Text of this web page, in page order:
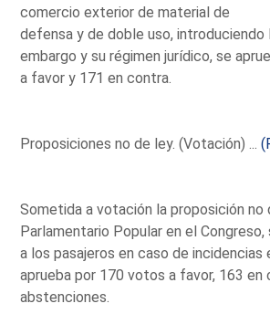
comercio exterior de material de
defensa y de doble uso, introduciendo
embargo y su régimen jurídico, se
a favor y 171 en contra.
Proposiciones no de ley. (Votación) ...
Sometida a votación la proposición no
Parlamentario Popular en el
a los pasajeros en caso de incidencias
aprueba por 170 votos a favor, 163 en
abstenciones.